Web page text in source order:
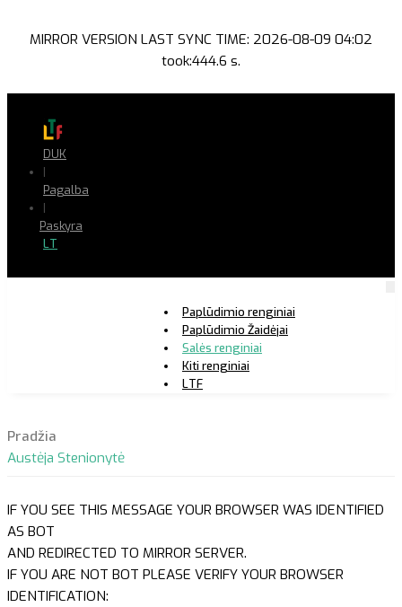
MIRROR VERSION LAST SYNC TIME: 2026-08-09 04:02
took:444.6 s.
DUK
|
Pagalba
|
Paskyra
LT
Paplūdimio renginiai
Paplūdimio Žaidėjai
Salės renginiai
Kiti renginiai
LTF
Pradžia
Austėja Stenionytė
IF YOU SEE THIS MESSAGE YOUR BROWSER WAS IDENTIFIED
AS BOT
AND REDIRECTED TO MIRROR SERVER.
IF YOU ARE NOT BOT PLEASE VERIFY YOUR BROWSER
IDENTIFICATION: